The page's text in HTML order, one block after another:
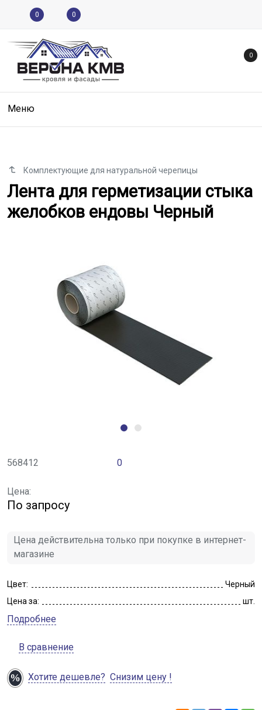
0 0
0
Меню
Комплектующие для натуральной черепицы
Лента для герметизации
Лента для герметизации стыка
желобков ендовы Черный
568412 0
Цена:
По запросу
Цена действительна только при покупке в интернет-
магазине
Цвет:
Черный
Цена за:
шт.
Подробнее
В сравнение
Хотите дешевле? Снизим цену !